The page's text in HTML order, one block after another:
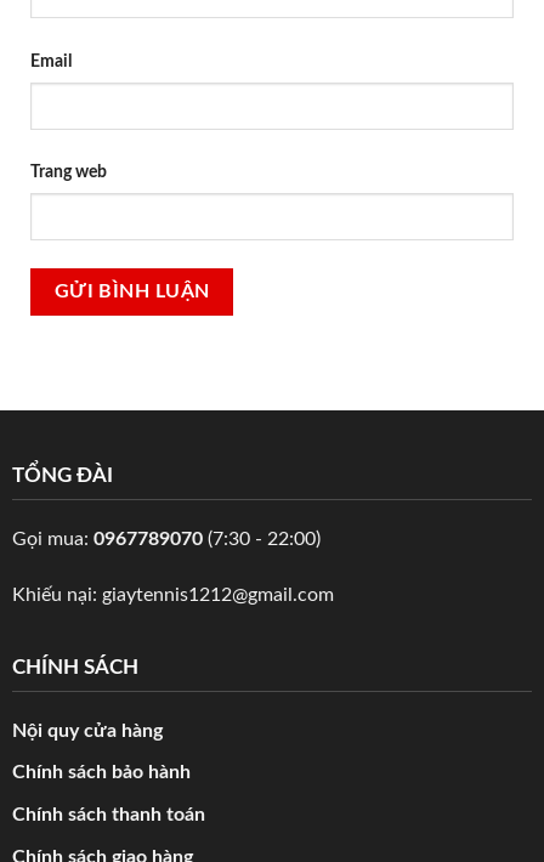
Email
Trang web
TỔNG ĐÀI
Gọi mua: 0967789070(7:30 - 22:00)
Khiếu nại: giaytennis1212@gmail.com
CHÍNH SÁCH
Nội quy cửa hàng
Chính sách bảo hành
Chính sách thanh toán
Chính sách giao hàng